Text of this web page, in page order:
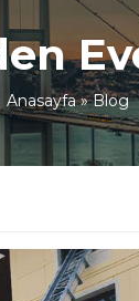
Anasayfa»Blog